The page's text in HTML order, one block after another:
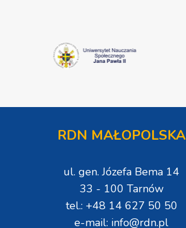
RDN MAŁOPOLSKA
ul. gen. Józefa Bema 14
33 - 100 Tarnów
tel.: +48 14 627 50 50
e-mail: info@rdn.pl